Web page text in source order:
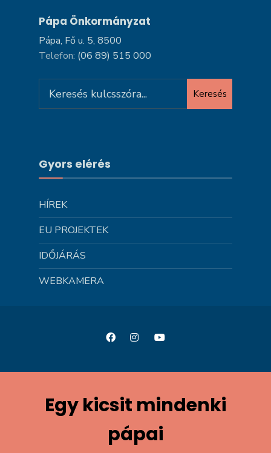
Pápa Önkormányzat
Pápa, Fő u. 5, 8500
Telefon: (06 89) 515 000
for:
Keresés
Gyors elérés
HÍREK
EU PROJEKTEK
IDŐJÁRÁS
WEBKAMERA
Egy kicsit mindenki
pápai